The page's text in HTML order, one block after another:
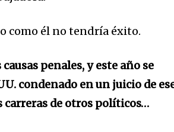
como él no tendría éxito.
penales, y este año se
condenado en un juicio de
carreras de otros políticos…